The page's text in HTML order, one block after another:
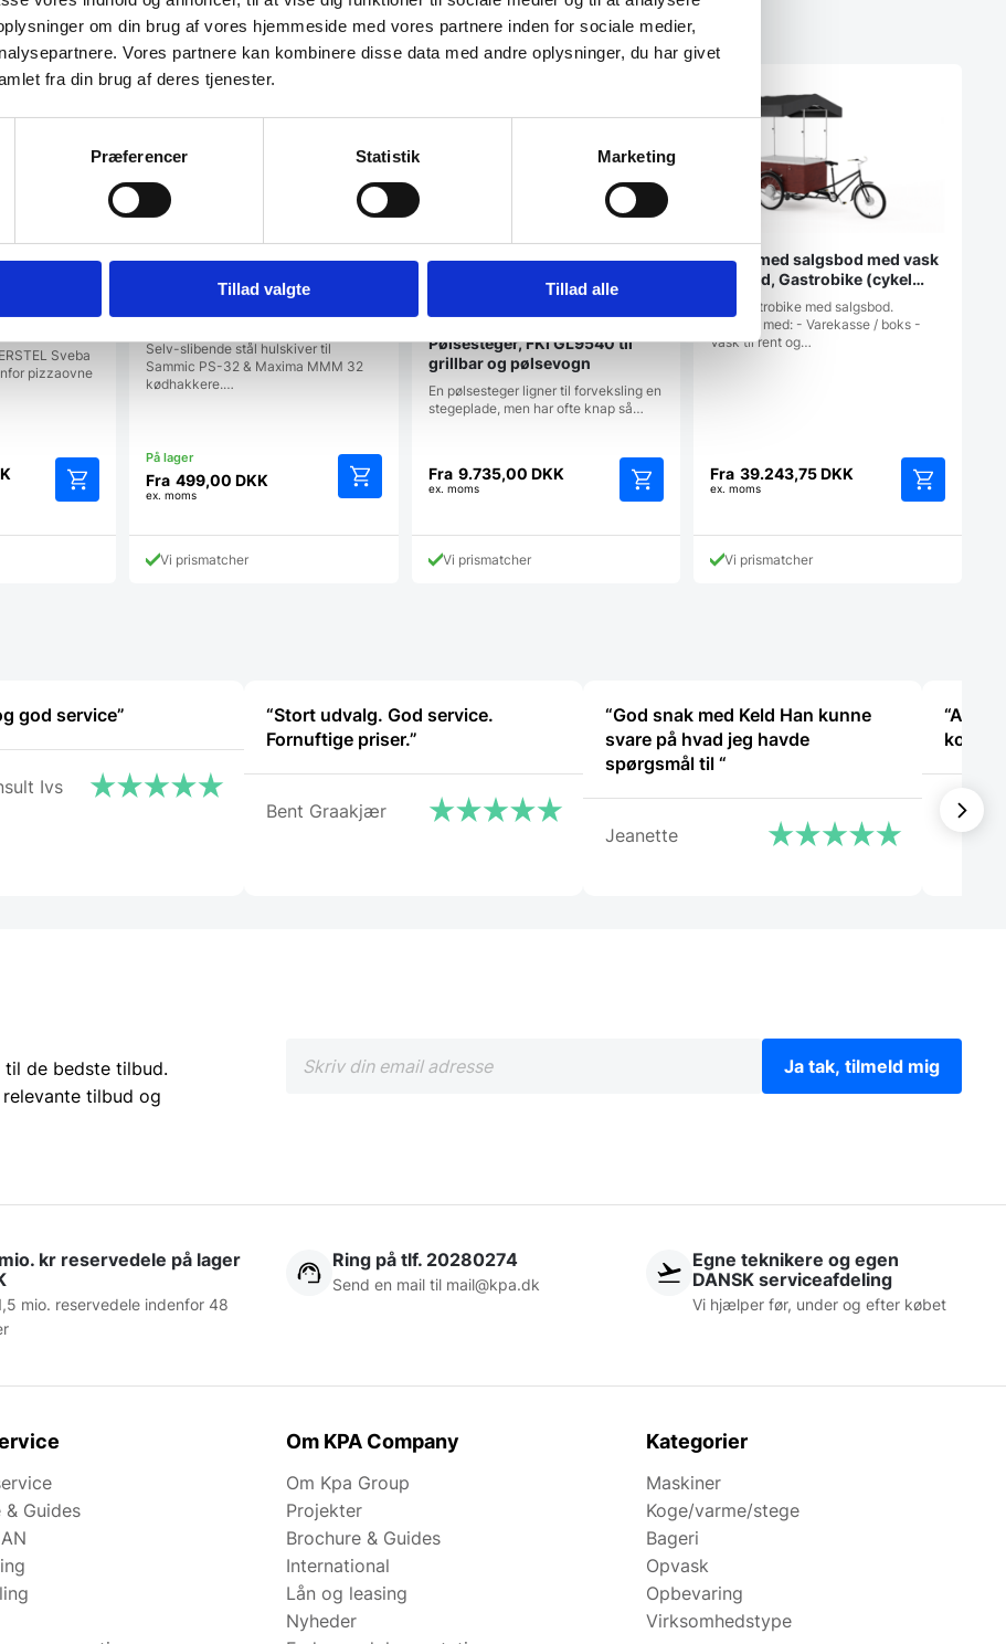
om din brug af vores hjemmeside med vores partnere inden for sociale medier,
Vores partnere kan kombinere disse data med andre oplysninger, du har givet
fra din brug af deres tjenester.
Præferencer Statistik Marketing
Tillad valgte Tillad alle
Sveba
pizzaovne
vare
Tilbehør: Hulskiver til Sammic
PS-32 & Maxima MMM 32
kødhakkere – Flere
hulsstørrelser
Selv-slibende stål hulskiver til
Sammic PS-32 & Maxima MMM 32
kødhakkere.…
Fra 499,00DKK
ex. moms
Vi prismatcher
Pølsesteger, FKI GL9540 til
grillbar og pølsevogn
En pølsesteger ligner til forveksling en
stegeplade, men har ofte knap så…
Fra 9.735,00 DKK
ex. moms
vare
Vi prismatcher
Cykel med salgsbod med vask
og vand, Gastrobike (cykel
Flot gastrobike med salgsbod.
Leveres med: - Varekasse / boks -
Vask til rent og…
Fra 39.243,75DKK
ex. moms
vare
Vi prismatcher
god service”
Ivs
“Stort udvalg. God service.
Fornuftige priser.”
Bent Graakjær
“God snak med Keld Han kunne
svare på hvad jeg havde
spørgsmål til “
Jeanette
“Altid
Læse
de bedste tilbud.
tilbud og
Ja tak, tilmeld mig
kr reservedele på lager
mio. reservedele indenfor 48
Ring på tlf. 20280274
Send en mail til mail@kpa.dk
Egne teknikere og egen
DANSK serviceafdeling
Vi hjælper før, under og efter købet
& Guides
Om KPA Company
Om Kpa Group
Projekter
Brochure & Guides
International
Lån og leasing
Nyheder
Kategorier
Maskiner
Koge/varme/stege
Bageri
Opvask
Opbevaring
Virksomhedstype